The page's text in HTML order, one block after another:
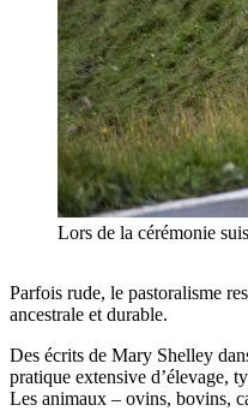
Lors de la cérémonie
Parfois rude, le pastoralisme
ancestrale et durable.
Des écrits de Mary Shelley
pratique extensive d’élevage,
Les animaux – ovins, bovins,